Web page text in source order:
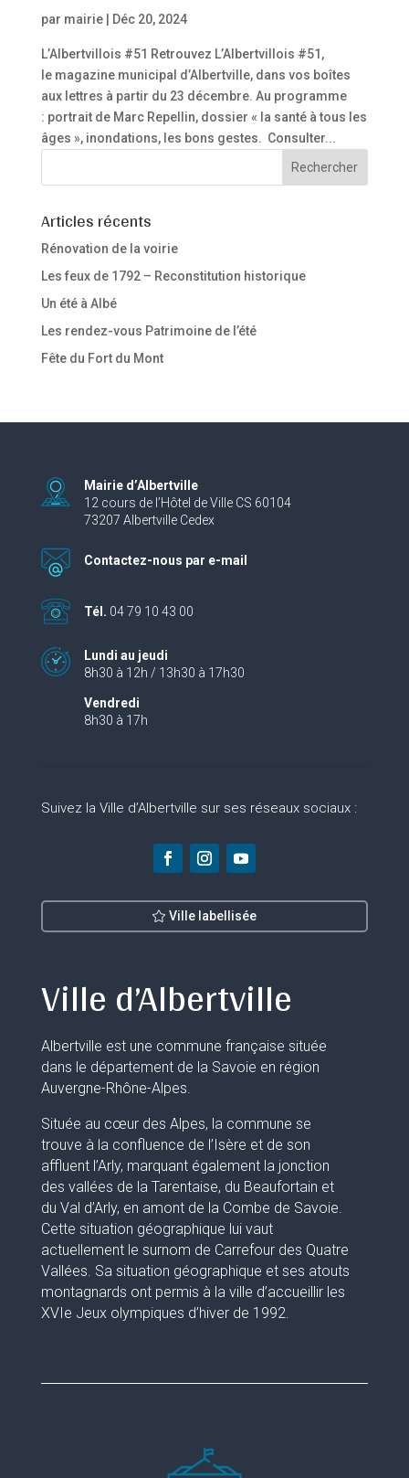
par mairie| Déc 20, 2024
L’Albertvillois #51 Retrouvez L’Albertvillois #51,
le magazine municipal d’Albertville, dans vos boîtes
aux lettres à partir du 23 décembre. Au programme
: portrait de Marc Repellin, dossier « la santé à tous les
âges », inondations, les bons gestes. Consulter...
Articles récents
Rénovation de la voirie
Les feux de 1792 – Reconstitution historique
Un été à Albé
Les rendez-vous Patrimoine de l’été
Fête du Fort du Mont
Mairie d’Albertville
12 cours de l’Hôtel de Ville CS 60104
73207 Albertville Cedex
Contactez-nous par e-mail
Tél. 04 79 10 43 00
Lundi au jeudi
8h30 à 12h / 13h30 à 17h30
Vendredi
8h30 à 17h
Suivez la Ville d’Albertville sur ses réseaux sociaux :
Ville labellisée
Ville d’Albertville
Albertville est une commune française située
dans le département de la Savoie en région
Auvergne-Rhône-Alpes.
Située au cœur des Alpes, la commune se
trouve à la confluence de l’Isère et de son
affluent l’Arly, marquant également la jonction
des vallées de la Tarentaise, du Beaufortain et
du Val d’Arly, en amont de la Combe de Savoie.
Cette situation géographique lui vaut
actuellement le surnom de Carrefour des Quatre
Vallées. Sa situation géographique et ses atouts
montagnards ont permis à la ville d’accueillir les
XVIe Jeux olympiques d’hiver de 1992.